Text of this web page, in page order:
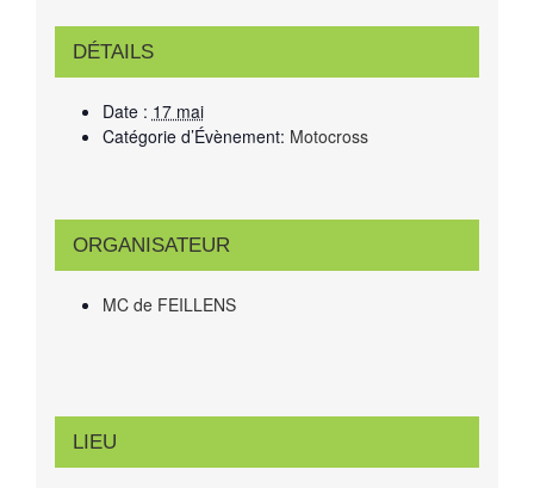
DÉTAILS
Date : 17 mai
Catégorie d’Évènement: Motocross
ORGANISATEUR
MC de FEILLENS
LIEU